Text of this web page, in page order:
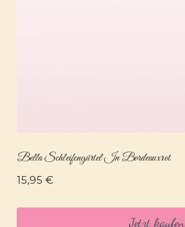
Bella Schleifengürtel In Bordeauxrot
15,95 €
Jetzt kaufen